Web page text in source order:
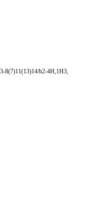
8(7)11(13)14/h2-4H,1H3,